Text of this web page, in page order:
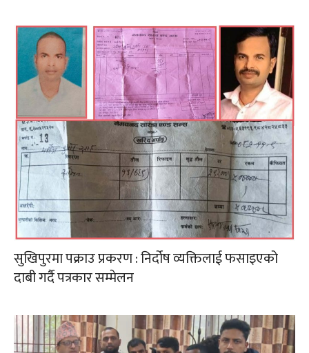
सुखिपुरमा पक्राउ प्रकरण : निर्दोष व्यक्तिलाई फसाइएको
दाबी गर्दै पत्रकार सम्मेलन